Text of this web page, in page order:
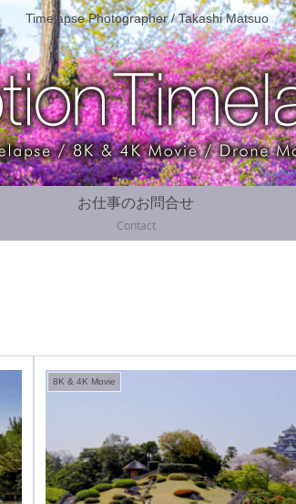
Timelapse Photographer / Takashi Matsuo
お仕事のお問合せ
Contact
8K & 4K Movie